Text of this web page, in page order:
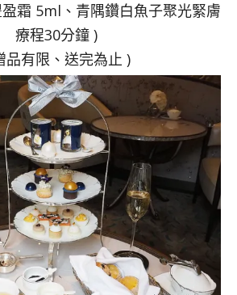
霜 5ml、青隅鑽白魚子聚光緊膚
療程30分鐘 )
品有限、送完為止 )